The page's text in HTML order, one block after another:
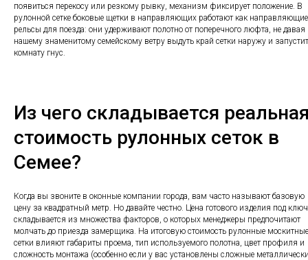
появиться перекосу или резкому рывку, механизм фиксирует положение. В
рулонной сетке боковые щетки в направляющих работают как направляющие
рельсы для поезда: они удерживают полотно от поперечного люфта, не давая
нашему знаменитому семейскому ветру выдуть край сетки наружу и
комнату гнус.
Из чего складывается
стоимость рулонных сеток в
Семее?
Когда вы звоните в оконные компании города, вам часто называют базовую
цену за квадратный метр. Но давайте честно. Цена готового изделия под ключ
складывается из множества факторов, о которых менеджеры предпочитают
молчать до приезда замерщика. На итоговую стоимость рулонные москитные
сетки влияют габариты проема, тип используемого полотна, цвет профиля и
сложность монтажа (особенно если у вас установлены сложные